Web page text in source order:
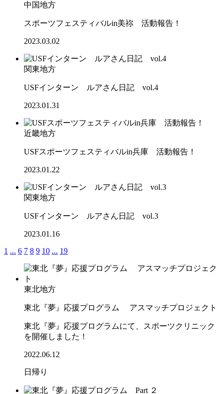
中国地方
スポーツフェスティバルin美祢 活動報告！
2023.03.02
関東地方
USFインターン ルアさん日記 vol.4
2023.01.31
近畿地方
USFスポーツフェスティバルin兵庫 活動報告！
2023.01.22
関東地方
USFインターン ルアさん日記 vol.3
2023.01.16
1 ... 6 7 8 9 10 ... 19
東北地方
東北『夢』応援プログラム アスマッチプロジェクト
東北『夢』応援プログラムにて、スポーツクリニック
を開催しました！
2022.06.12
日帰り